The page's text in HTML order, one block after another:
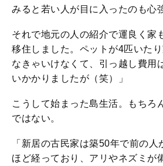
みると若い人が目に入ったのも心
それで地元の人の紹介で運良く家
移住しました。ペットが4匹いた
なきゃいけなくて、引っ越し費用
いかかりましたが（笑）」
こうして始まった島生活。もちろ
ではない。
「新居の古民家は築50年で前の
ほど経っており、アリやネズミが